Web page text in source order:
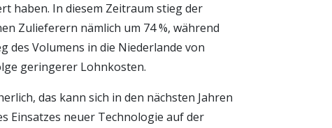
haben. In diesem Zeitraum stieg der
Zulieferern nämlich um 74 %, während
des Volumens in die Niederlande von
geringerer Lohnkosten.
das kann sich in den nächsten Jahren
Einsatzes neuer Technologie auf der